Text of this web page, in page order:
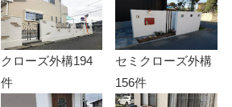
クローズ外構194
件
セミクローズ外構
156件